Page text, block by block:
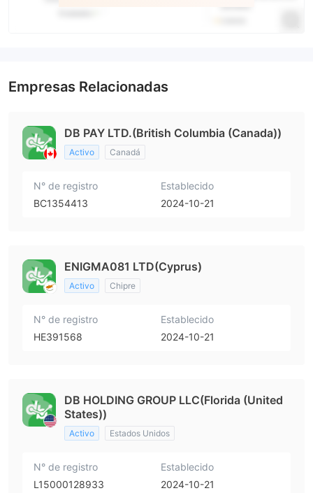
Empresas Relacionadas
DB PAY LTD.(British Columbia (Canada))
Activo Canadá
N° de registro
BC1354413
Establecido
2024-10-21
ENIGMA081 LTD(Cyprus)
Activo Chipre
N° de registro
HE391568
Establecido
2024-10-21
DB HOLDING GROUP LLC(Florida (United
States))
Activo Estados Unidos
N° de registro
L15000128933
Establecido
2024-10-21